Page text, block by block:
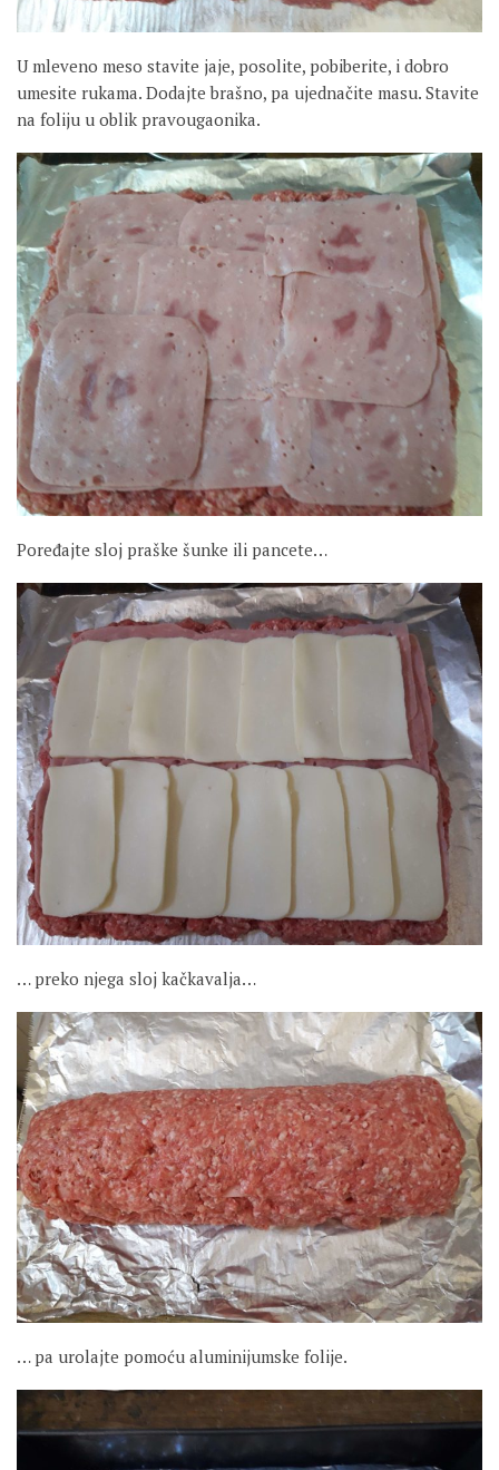
U mleveno meso stavite jaje, posolite, pobiberite, i dobro
umesite rukama. Dodajte brašno, pa ujednačite masu. Stavite
na foliju u oblik pravougaonika.
Poređajte sloj praške šunke ili pancete…
… preko njega sloj kačkavalja…
… pa urolajte pomoću aluminijumske folije.